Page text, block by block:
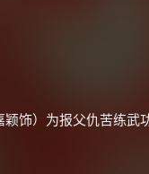
饰）为报父仇苦练武